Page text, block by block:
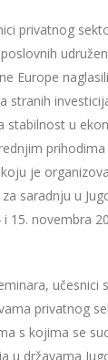
privatnog
Europe
stranih
stabilnost u
je
saradnju u
i 15. novembra
učesnici
privatnog
s kojima se
u državama